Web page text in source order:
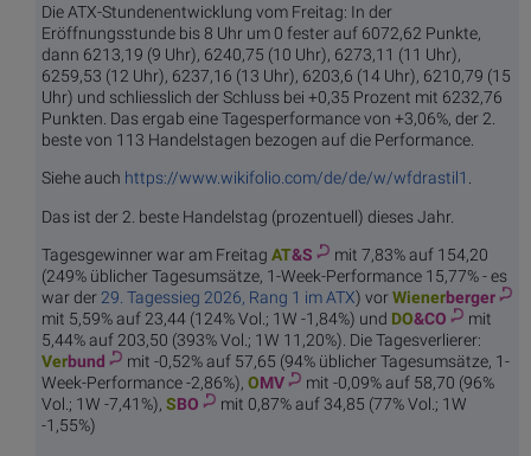
Die ATX-Stundenentwicklung vom Freitag: In der
Eröffnungsstunde bis 8 Uhr um 0 fester auf 6072,62 Punkte,
dann 6213,19 (9 Uhr), 6240,75 (10 Uhr), 6273,11 (11 Uhr),
6259,53 (12 Uhr), 6237,16 (13 Uhr), 6203,6 (14 Uhr), 6210,79 (15
Uhr) und schliesslich der Schluss bei +0,35 Prozent mit 6232,76
Punkten. Das ergab eine Tagesperformance von +3,06%, der 2.
beste von 113 Handelstagen bezogen auf die Performance.
Siehe auch https://www.wikifolio.com/de/de/w/wfdrastil1
Das ist der 2. beste Handelstag (prozentuell) dieses Jahr.
Tagesgewinner war am Freitag AT&S
mit 7,83% auf 154,20
(249% üblicher Tagesumsätze, 1-Week-Performance 15,77% - es
war der29. Tagessieg 2026, Rang 1 im ATX) vorWienerberger
mit 5,59% auf 23,44 (124% Vol.; 1W -1,84%) und DO&CO
mit
5,44% auf 203,50 (393% Vol.; 1W 11,20%). Die Tagesverlierer:
Verbund
mit -0,52% auf 57,65 (94% üblicher Tagesumsätze, 1-
Week-Performance -2,86%), OMV
mit -0,09% auf 58,70 (96%
Vol.; 1W -7,41%), SBO
mit 0,87% auf 34,85 (77% Vol.; 1W
-1,55%)